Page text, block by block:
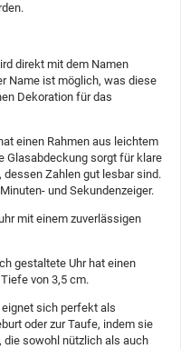
direkt mit dem Namen
Name ist möglich, was diese
Dekoration für das
einen Rahmen aus leichtem
Glasabdeckung sorgt für klare
Zahlen gut lesbar sind.
und Sekundenzeiger.
mit einem zuverlässigen
gestaltete Uhr hat einen
von 3,5 cm.
eignet sich perfekt als
oder zur Taufe, indem sie
die sowohl nützlich als auch